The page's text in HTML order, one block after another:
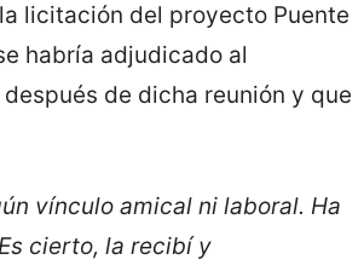
licitación del proyecto Puente
habría adjudicado al
de dicha reunión y que
vínculo amical ni laboral. Ha
cierto, la recibí y